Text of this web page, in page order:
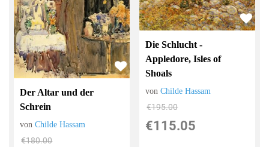
Der Altar und der
Schrein
vonChilde Hassam
€180.00
Die Schlucht -
Appledore, Isles of
Shoals
vonChilde Hassam
€195.00
€115.05